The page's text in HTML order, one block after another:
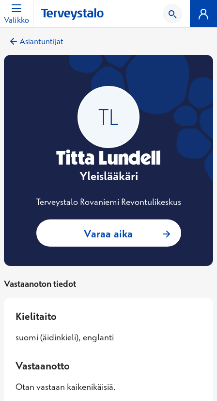
Valikko
Asiantuntijat
Titta Lundell
Yleislääkäri
Terveystalo Rovaniemi Revontulikeskus
Varaa aika : Titta Lundell,
Vastaanoton tiedot
Kielitaito
suomi (äidinkieli), englanti
Vastaanotto
Otan vastaan kaikenikäisiä.